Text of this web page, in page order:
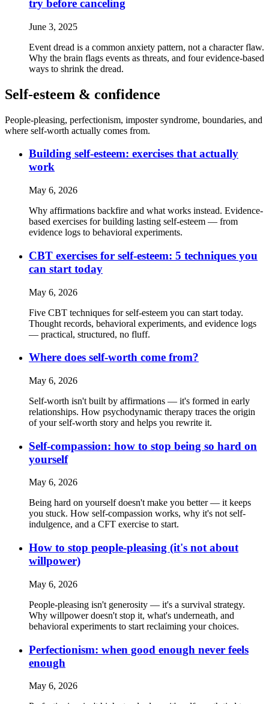
try before canceling
June 3, 2025
Event dread is a common anxiety pattern, not a character flaw.
Why the brain flags events as threats, and four evidence-based
ways to shrink the dread.
Self-esteem & confidence
People-pleasing, perfectionism, imposter syndrome, boundaries, and
where self-worth actually comes from.
Building self-esteem: exercises that actually
work
May 6, 2026
Why affirmations backfire and what works instead. Evidence-
based exercises for building lasting self-esteem — from
evidence logs to behavioral experiments.
CBT exercises for self-esteem: 5 techniques you
can start today
May 6, 2026
Five CBT techniques for self-esteem you can start today.
Thought records, behavioral experiments, and evidence logs
— practical, structured, no fluff.
Where does self-worth come from?
May 6, 2026
Self-worth isn't built by affirmations — it's formed in early
relationships. How psychodynamic therapy traces the origin
of your self-worth story and helps you rewrite it.
Self-compassion: how to stop being so hard on
yourself
May 6, 2026
Being hard on yourself doesn't make you better — it keeps
you stuck. How self-compassion works, why it's not self-
indulgence, and a CFT exercise to start.
How to stop people-pleasing (it's not about
willpower)
May 6, 2026
People-pleasing isn't generosity — it's a survival strategy.
Why willpower doesn't stop it, what's underneath, and
behavioral experiments to start reclaiming your choices.
Perfectionism: when good enough never feels
enough
May 6, 2026